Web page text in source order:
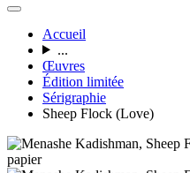
Accueil
...
Œuvres
Édition limitée
Sérigraphie
Sheep Flock (Love)